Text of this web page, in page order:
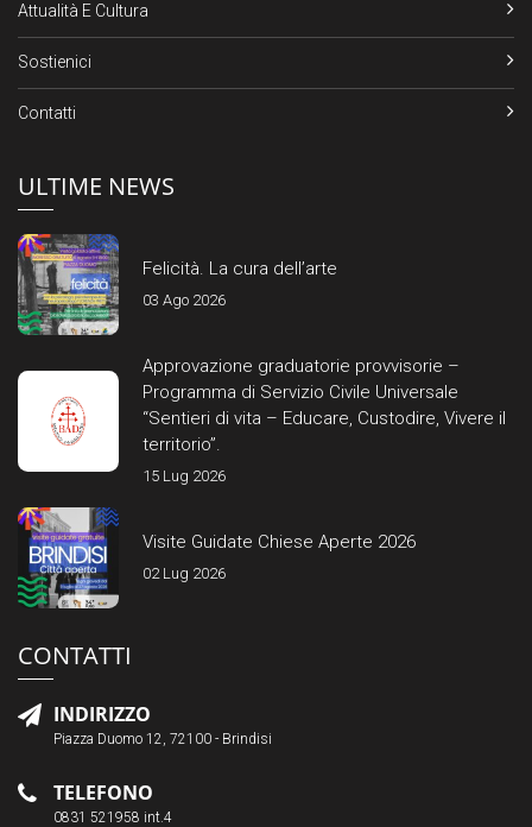
Attualità E Cultura
Sostienici
Contatti
ULTIME NEWS
Felicità. La cura dell’arte
03 Ago 2026
Approvazione graduatorie provvisorie –
Programma di Servizio Civile Universale
“Sentieri di vita – Educare, Custodire, Vivere il
territorio”.
15 Lug 2026
Visite Guidate Chiese Aperte 2026
02 Lug 2026
CONTATTI
INDIRIZZO
Piazza Duomo 12, 72100 - Brindisi
TELEFONO
0831 521958 int.4